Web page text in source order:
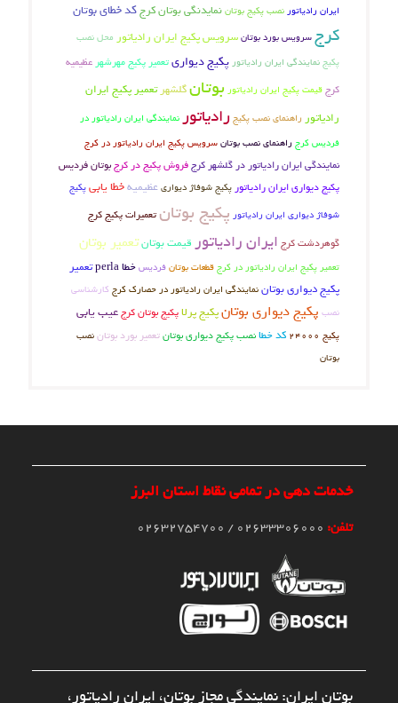
ایران رادیاتور نصب پکیج بوتاننمایدنگی بوتان کرجکد خطای بوتان
کرج سرویس بورد بوتان سرویس پکیج ایران رادیاتور محل نصب
پکیجنمایندگی ایران رادیاتورپکیج دیواریتعمیر پکیج مهرشهر عظیمیه
کرجقیمت پکیج ایران رادیاتور بوتانگلشهرتعمیر پکیج ایران
رادیاتور راهنمای نصب پکیجرادیاتورنمایندگی ایران رادیاتور در
فردیس کرجراهنمای نصب بوتانسرویس پکیج ایران رادیاتور در کرج
نمایندگی ایران رادیاتور در گلشهر کرجفروش پکیج در کرجبوتان فردیس
پکیج دیواری ایران رادیاتور پکیج شوفاژ دیواریعظیمیهخطا یابیپکیج
شوفاژ دیواری ایران رادیاتور پکیج بوتان تعمیرات پکیج کرج
گوهردشت کرج ایران رادیاتور قیمت بوتانتعمیر بوتان
تعمیر پکیج ایران رادیاتور در کرج قطعات بوتان فردیسخطا perla
تعمیر
پکیج دیواری بوتان نمایندگی ایران رادیاتور در حصارک کرج کارشناسی
نصب پکیج دیواری بوتانپکیج پرلاپکیج بوتان کرجعیب یابی
پکیج 24000 کد خطانصب پکیج دیواری بوتانتعمیر بورد بوتاننصب
بوتان
خدمات دهی در تمامی نقاط استان البرز
تلفن:
بوتان ایران: نمایندگی مجاز بوتان، ایران رادیاتور،